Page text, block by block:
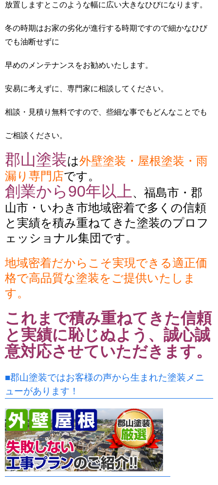
放置しますとこのような幅に広い大きなひびになります。
冬の時期はお家の劣化が進行する時期ですので細かなひび
でも油断せずに
早めのメンテナンスをお勧めいたします。
安易に考えずに、専門家に相談してください。
相談・見積り無料ですので、些細な事でもどんなことでも
ご相談ください。
郡山塗装は外壁塗装・屋根塗装・雨
漏り専門店です。
創業から90年以上 、福島市・郡
山市・いわき市地域密着で多くの信頼
と実績を積み重ねてきた塗装のプロフ
ェッショナル集団です。
地域密着だからこそ実現できる適正価
格で高品質な塗装をご提供いたしま
す。
これまで積み重ねてきた信頼
と実績に恥じぬよう、誠心誠
意対応させていただきます。
■郡山塗装ではお客様の声から生まれた塗装メニ
ューがあります！